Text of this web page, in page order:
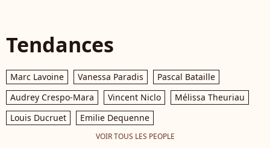
Tendances
Marc Lavoine Vanessa Paradis
Pascal Bataille
Audrey Crespo-Mara
Vincent Niclo
Mélissa Theuriau
Louis Ducruet
Emilie Dequenne
VOIR TOUS LES PEOPLE